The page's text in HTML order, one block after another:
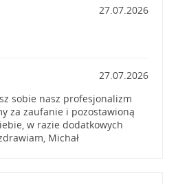
27.07.2026
27.07.2026
sobie nasz profesjonalizm
za zaufanie i pozostawioną
w razie dodatkowych
Michał